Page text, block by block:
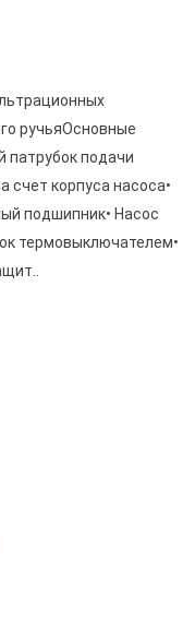
ручьяОсновные
патрубок подачи
счет корпуса насоса•
подшипник• Насос
термовыключателем•